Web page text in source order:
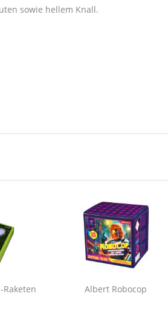
sowie hellem Knall.
Albert Robocop